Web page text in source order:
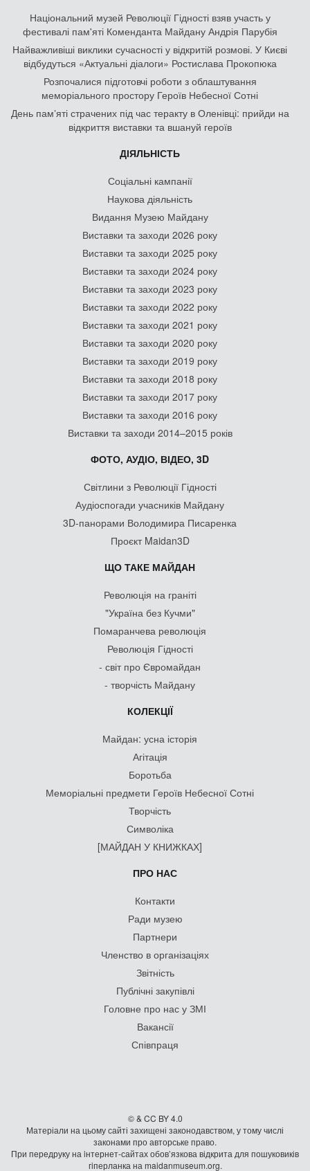
Національний музей Революції Гідності взяв участь у
фестивалі пам'яті Коменданта Майдану Андрія Парубія
Найважливіші виклики сучасності у відкритій розмові. У Києві
відбудуться «Актуальні діалоги» Ростислава Прокопюка
Розпочалися підготовчі роботи з облаштування
меморіального простору Героїв Небесної Сотні
День памʼяті страчених під час теракту в Оленівці: прийди на
відкриття виставки та вшануй героїв
ДІЯЛЬНІСТЬ
Соціальні кампанії
Наукова діяльність
Видання Музею Майдану
Виставки та заходи 2026 року
Виставки та заходи 2025 року
Виставки та заходи 2024 року
Виставки та заходи 2023 року
Виставки та заходи 2022 року
Виставки та заходи 2021 року
Виставки та заходи 2020 року
Виставки та заходи 2019 року
Виставки та заходи 2018 року
Виставки та заходи 2017 року
Виставки та заходи 2016 року
Виставки та заходи 2014–2015 років
ФОТО, АУДІО, ВІДЕО, 3D
Світлини з Революції Гідності
Аудіоспогади учасників Майдану
3D-панорами Володимира Писаренка
Проєкт Maidan3D
ЩО ТАКЕ МАЙДАН
Революція на граніті
"Україна без Кучми"
Помаранчева революція
Революція Гідності
- світ про Євромайдан
- творчість Майдану
КОЛЕКЦІЇ
Майдан: усна історія
Агітація
Боротьба
Меморіальні предмети Героїв Небесної Сотні
Творчість
Символіка
[МАЙДАН У КНИЖКАХ]
ПРО НАС
Контакти
Ради музею
Партнери
Членство в організаціях
Звітність
Публічні закупівлі
Головне про нас у ЗМІ
Вакансії
Співпраця
© & CC BY 4.0
Матеріали на цьому сайті захищені законодавством, у тому числі
законами про авторське право.
При передруку на iнтернет-сайтах обов’язкова відкрита для пошуковиків
гiперланка на maidanmuseum.org.